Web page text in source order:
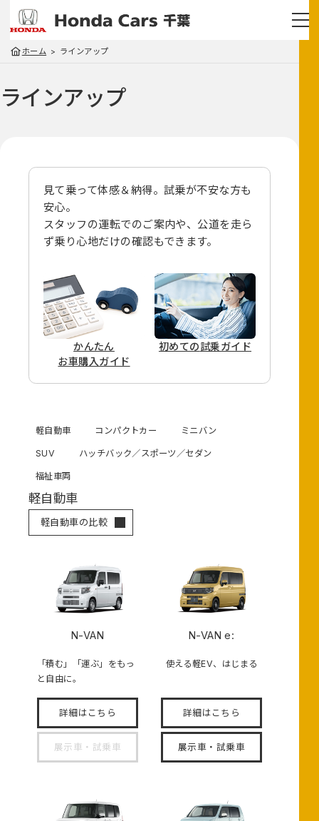
ホーム ラインアップ
ラインアップ
見て乗って体感＆納得。試乗が不安な方も
安心。
スタッフの運転でのご案内や、 公道を走ら
ず乗り心地だけの確認もできます。
かんたん
お車購入ガイド
初めての試乗ガイド
軽自動車 コンパクトカー ミニバン
SUV ハッチバック／スポーツ／セダン
福祉車両
軽自動車
軽自動車の比較
N-VAN
「積む」「運ぶ」をもっ
と自由に。
詳細はこちら
展示車・試乗車
N-VAN e:
使える軽EV、はじまる
詳細はこちら
展示車・試乗車